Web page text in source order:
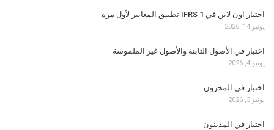
اختبار اون لاين في IFRS 1 تطبيق المعايير لأول مرة
يونيو 14, 2026
اختبار في الأصول الثابتة والأصول غير الملموسة
يونيو 4, 2026
اختبار في المخزون
يونيو 3, 2026
اختبار في المدينون